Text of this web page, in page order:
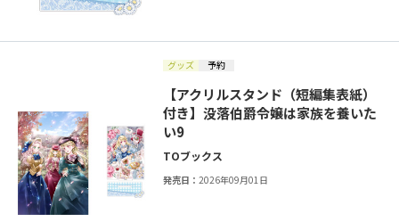
グッズ 予約
【アクリルスタンド（短編集表紙）
付き】没落伯爵令嬢は家族を養いた
い9
TOブックス
発売日：2026年09月01日